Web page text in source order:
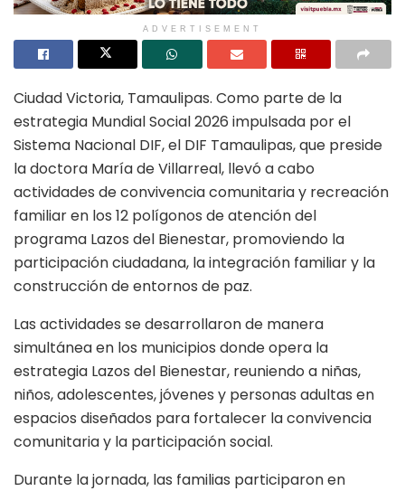
ADVERTISEMENT
Ciudad Victoria, Tamaulipas. Como parte de la
estrategia Mundial Social 2026 impulsada por el
Sistema Nacional DIF, el DIF Tamaulipas, que preside
la doctora María de Villarreal, llevó a cabo
actividades de convivencia comunitaria y recreación
familiar en los 12 polígonos de atención del
programa Lazos del Bienestar, promoviendo la
participación ciudadana, la integración familiar y la
construcción de entornos de paz.
Las actividades se desarrollaron de manera
simultánea en los municipios donde opera la
estrategia Lazos del Bienestar, reuniendo a niñas,
niños, adolescentes, jóvenes y personas adultas en
espacios diseñados para fortalecer la convivencia
comunitaria y la participación social.
Durante la jornada, las familias participaron en